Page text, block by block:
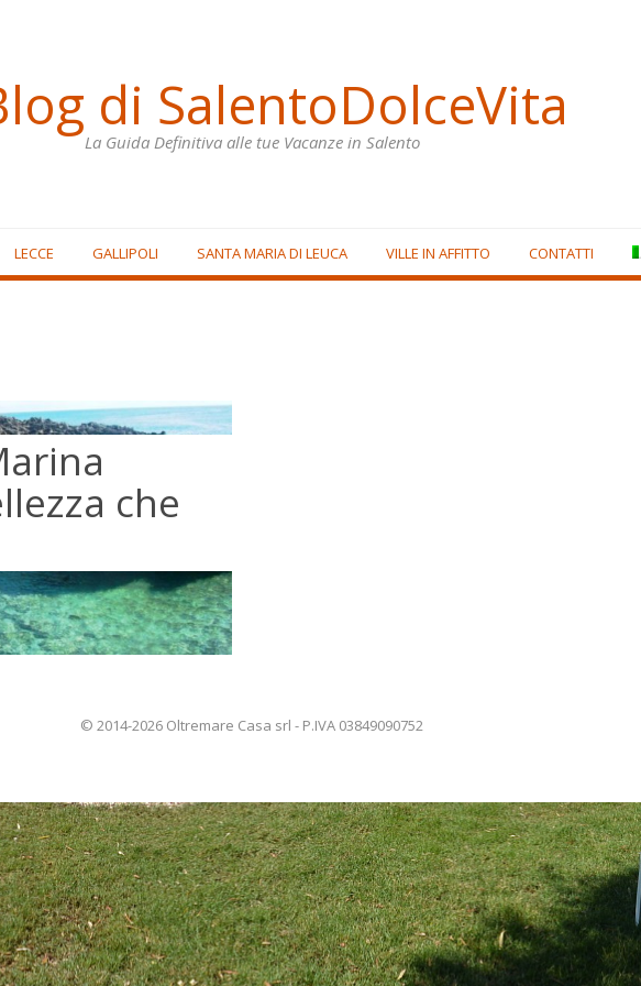
di SalentoDolceVita
La Guida Definitiva alle tue Vacanze in Salento
LECCE GALLIPOLI SANTA MARIA DI LEUCA VILLE IN AFFITTO CONTATTI
che
© 2014-2026 Oltremare Casa srl - P.IVA 03849090752